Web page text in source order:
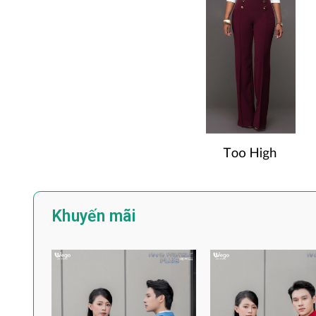
Khuyến mãi